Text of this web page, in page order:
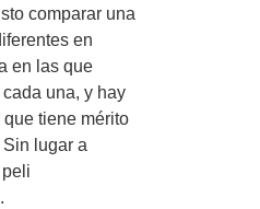
comparar una
en
en las que
una, y hay
tiene mérito
lugar a